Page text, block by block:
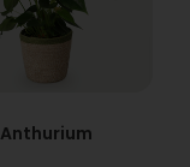
Anthurium